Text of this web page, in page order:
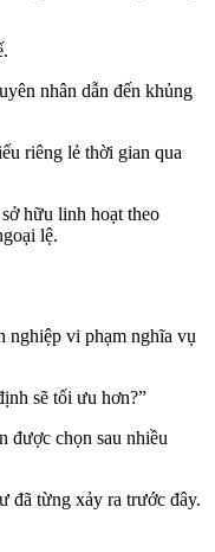
nhân dẫn đến khủng
riêng lẻ thời gian qua
hữu linh hoạt theo
lệ.
nghiệp vi phạm nghĩa vụ
sẽ tối ưu hơn?”
được chọn sau nhiều
đã từng xảy ra trước đây.